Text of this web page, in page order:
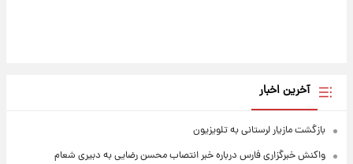
آخرین اخبار
بازگشت مازیار لرستانی به تلویزیون
واکنش خبرگزاری فارس درباره خبر انتصاب محسن رضایی به دبیری شعام